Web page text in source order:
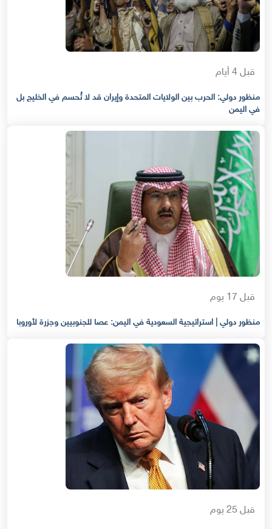
قبل 4 أيام
منظور دولي: الحرب بين الولايات المتحدة وإيران قد لا تُحسم في الخليج بل
في اليمن
قبل 17 يوم
منظور دولي | استراتيجية السعودية في اليمن: عصا للجنوبيين وجزرة لأوروبا
قبل 25 يوم